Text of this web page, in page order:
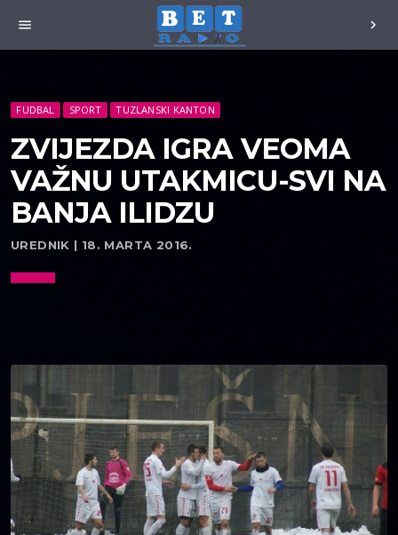
menu chevron_right
FUDBAL SPORT TUZLANSKI KANTON
ZVIJEZDA IGRA VEOMA
VAŽNU UTAKMICU-SVI NA
BANJA ILIDZU
UREDNIK | 18. MARTA 2016.